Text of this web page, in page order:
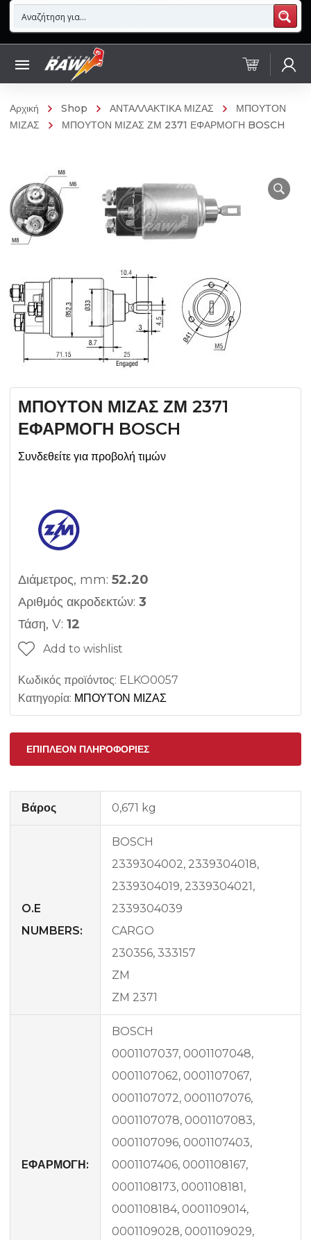
Αρχική Shop ΑΝΤΑΛΛΑΚΤΙΚΑ ΜΙΖΑΣ
ΜΠΟΥΤΟΝ
ΜΙΖΑΣ
ΜΠΟΥΤΟΝ ΜΙΖΑΣ ΖΜ 2371 ΕΦΑΡΜΟΓΗ BOSCH
ΜΠΟΥΤΟΝ ΜΙΖΑΣ ΖΜ 2371
ΕΦΑΡΜΟΓΗ BOSCH
Συνδεθείτε για προβολή τιμών
Διάμετρος, mm: 52.20
Αριθμός ακροδεκτών: 3
Τάση, V: 12
Add to wishlist
Κωδικός προϊόντος: ELKO0057
Κατηγορία: ΜΠΟΥΤΟΝ ΜΙΖΑΣ
ΕΠΙΠΛΈΟΝ ΠΛΗΡΟΦΟΡΊΕΣ
Βάρος 0,671 kg
O.E
NUMBERS:
BOSCH
2339304002, 2339304018,
2339304019, 2339304021,
2339304039
CARGO
230356, 333157
ZM
ZM 2371
EΦΑΡΜΟΓΗ:
BOSCH
0001107037, 0001107048,
0001107062, 0001107067,
0001107072, 0001107076,
0001107078, 0001107083,
0001107096, 0001107403,
0001107406, 0001108167,
0001108173, 0001108181,
0001108184, 0001109014,
0001109028, 0001109029,